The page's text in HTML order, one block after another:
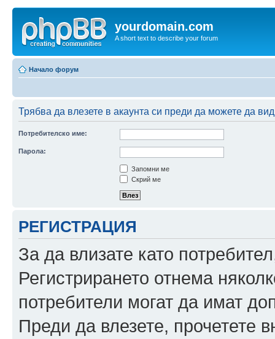
yourdomain.com
A short text to describe your forum
Начало форум
Трябва да влезете в акаунта си преди да можете да
Потребителско име:
Парола:
Запомни ме
Скрий ме
РЕГИСТРАЦИЯ
За да влизате като
Регистрирането отнема
потребители могат да имат
Преди да влезете, прочетете